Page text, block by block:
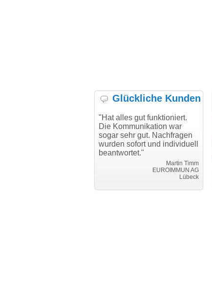
Glückliche Kunden
"Hat alles gut funktioniert.
Die Kommunikation war
sogar sehr gut. Nachfragen
wurden sofort und individuell
beantwortet."
Martin Timm
EUROIMMUN AG
Lübeck